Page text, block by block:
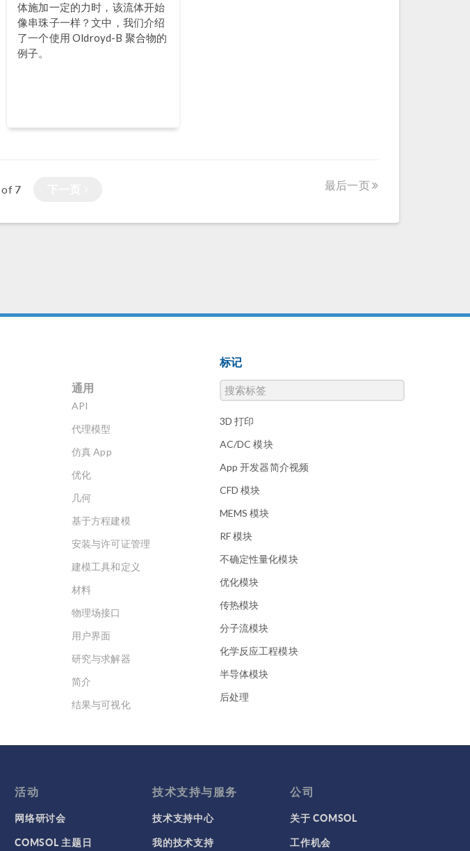
体施加一定的力时，该流体开始
像串珠子一样？文中，我们介绍
了一个使用 Oldroyd-B 聚合物的
例子。
of7 最后一页
通用
API
代理模型
仿真 App
优化
几何
基于方程建模
安装与许可证管理
建模工具和定义
材料
物理场接口
用户界面
研究与求解器
简介
结果与可视化
标记
3D 打印
AC/DC 模块
App 开发器简介视频
CFD 模块
MEMS 模块
RF 模块
不确定性量化模块
优化模块
传热模块
分子流模块
化学反应工程模块
半导体模块
后处理
地热能系列
复合材料模块
活动
网络研讨会
COMSOL 主题日
技术支持与服务
技术支持中心
我的技术支持
公司
关于 COMSOL
工作机会